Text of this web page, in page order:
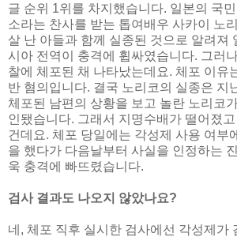
글 순위 1위를 차지했습니다. 일본의 국민
소라는 찬사를 받는 톱여배우 사카이 노
살 난 아들과 함께 실종된 것으로 알려져
시아 전역이 충격에 휩싸였습니다. 그러
찰에 체포된 채 나타났는데요. 체포 이유
반 혐의입니다. 결국 노리코의 실종은 지
체포된 남편의 상황을 보고 놀란 노리코
인됐습니다. 그래서 지명수배가 떨어졌
건데요. 체포 당일에는 각성제 사용 여부
을 했다가 다음날부터 사실을 인정하는
욱 충격에 빠뜨렸습니다.
검사 결과도 나오지 않았나요?
네, 체포 직후 실시한 검사에선 각성제가